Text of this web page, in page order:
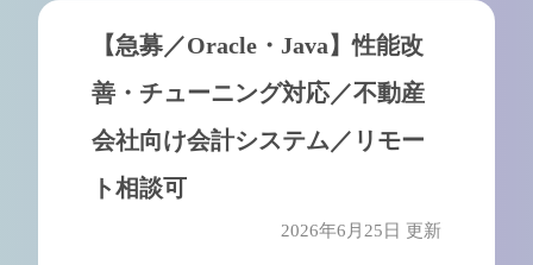
【急募／Oracle・Java】性能改
善・チューニング対応／不動産
会社向け会計システム／リモー
ト相談可
2026年6月25日 更新